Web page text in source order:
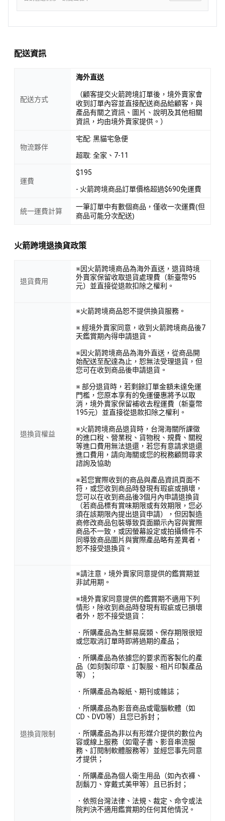
配送資訊
配送方式
海外直送
（顧客提交火箭跨境訂單後，境外賣家會
收到訂單內容並直接配送商品給顧客，與
產品有關之資訊、圖片、說明及其他相關
資訊，均由境外賣家提供。）
物流夥伴
宅配: 黑貓宅急便
超取: 全家、7-11
運費
$195
- 火箭跨境商品訂單價格超過$690免運費
統一運費計算
一筆訂單中有數個商品，僅收一次運費(但
商品可能分次配送)
火箭跨境退換貨政策
退貨費用
※因火箭跨境商品為海外直送，退貨時境
外賣家保留收取退貨處理費（新臺幣95
元）並直接從退款扣除之權利。
退換貨權益
※火箭跨境商品恕不提供換貨服務。
※ 經境外賣家同意，收到火箭跨境商品後7
天鑑賞期內得申請退貨。
※因火箭跨境商品為海外直送，從商品開
始配送至配達為止，恕無法受理退貨，但
您可在收到商品後申請退貨。
※ 部分退貨時，若剩餘訂單金額未達免運
門檻，您原本享有的免運優惠將予以取
消，境外賣家保留補收去程運費（新臺幣
195元）並直接從退款扣除之權利。
※火箭跨境商品退貨時，台灣海關所課徵
的進口稅、營業稅、貨物稅、規費、關稅
等進口費用無法退還，若您有意請求退還
進口費用，請向海關或您的稅務顧問尋求
諮詢及協助
※若您實際收到的商品與產品資訊頁面不
符，或您收到商品時發現有瑕疵或損壞，
您可以在收到商品後3個月內申請退換貨
（若商品標有賞味期限或有效期限，您必
須在該期限內提出退貨申請），但因製造
商修改商品包裝導致頁面顯示內容與實際
商品不一致，或因螢幕設定或拍攝條件不
同導致商品圖片與實際產品略有差異者，
恕不接受退換貨。
退換貨限制
※請注意，境外賣家同意提供的鑑賞期並
非試用期。
※境外賣家同意提供的鑑賞期不適用下列
情形，除收到商品時發現有瑕疵或已損壞
者外，恕不接受退貨：
．所購產品為生鮮易腐類、保存期限很短
或您取消訂單時即將過期的產品；
．所購產品為依據您的要求而客製化的產
品（如刻製印章、訂製服、相片印製產品
等）；
．所購產品為報紙、期刊或雜誌；
．所購產品為影音商品或電腦軟體（如
CD、DVD等）且您已拆封；
．所購產品為非以有形媒介提供的數位內
容或線上服務（如電子書、影音串流服
務、訂閱制軟體服務等）並經您事先同意
才提供；
．所購產品為個人衛生用品（如內衣褲、
刮鬍刀、穿戴式美甲等）且已拆封；
．依照台灣法律、法規、裁定、命令或法
院判決不適用鑑賞期的任何其他情況。